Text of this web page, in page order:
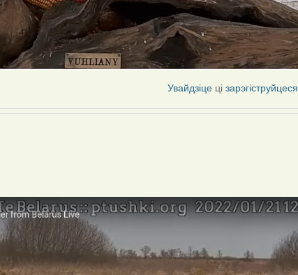
Увайдзіце цізарэгіструйцеся